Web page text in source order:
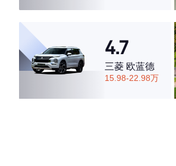
4.7
三菱 欧蓝德
15.98-22.98万